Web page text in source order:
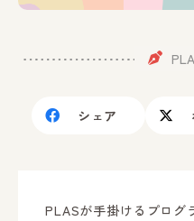
シェア
PLASが手掛けるプログ